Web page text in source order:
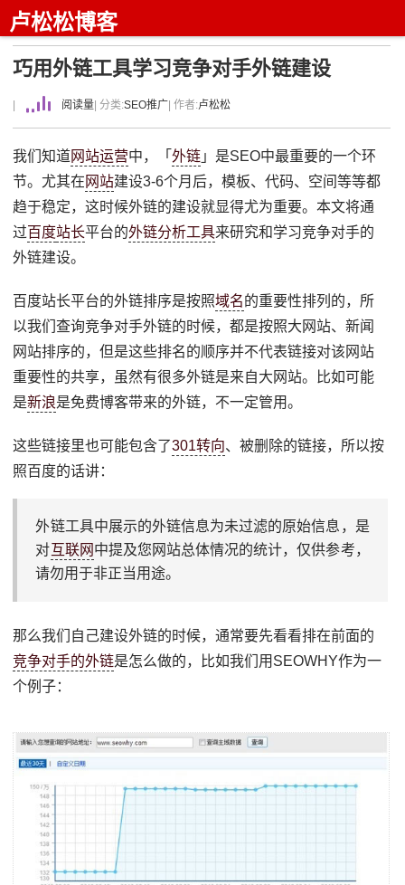
卢松松博客
巧用外链工具学习竞争对手外链建设
阅读量 | 分类:SEO推广 | 作者:卢松松
我们知道网站运营中，「外链 」是SEO中最重要的一个环
节。尤其在 网站建设3-6个月后，模板、代码、空间等等都
趋于稳定，这时候外链的建设就显得尤为重要。本文将通
过百度站长平台的外链分析工具来研究和学习竞争对手的
外链建设。
百度站长平台的外链排序是按照域名的重要性排列的，所
以我们查询竞争对手外链的时候，都是按照大网站、新闻
网站排序的，但是这些排名的顺序并不代表链接对该网站
重要性的共享，虽然有很多外链是来自大网站。比如可能
是新浪是免费博客带来的外链，不一定管用。
这些链接里也可能包含了301转向、被删除的链接，所以按
照百度的话讲：
外链工具中展示的外链信息为未过滤的原始信息，是
对互联网 中提及您网站总体情况的统计，仅供参考，
请勿用于非正当用途。
那么我们自己建设外链的时候，通常要先看看排在前面的
竞争对手的外链是怎么做的，比如我们用SEOWHY作为一
个例子：